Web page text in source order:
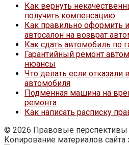
Как вернуть
получить компенсацию
Как правильно оформить
автосалон на возврат
Как сдать автомобиль по
Гарантийный ремонт
нюансы
Что делать если отказали
автомобиля
Подменная машина на
ремонта
Как написать расписку
© 2026 Правовые перспективы
Копирование материалов сайта